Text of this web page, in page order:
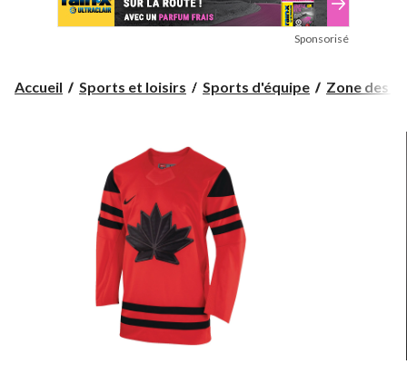
Sponsorisé
Accueil Sports et loisirs Sports d'équipe Zone des